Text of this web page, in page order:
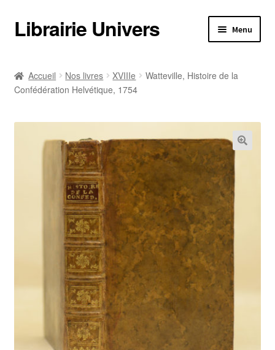
Aller
à
navigation
Aller
au
Librairie Univers Menu
Librairie Univers
Nos livres
Ouvrir
le
menu
Ouvrir
Informations pratiques
Informations pratiques
Accueil Nos livres XVIIIe
Watteville, Histoire de la
Confédération Helvétique, 1754